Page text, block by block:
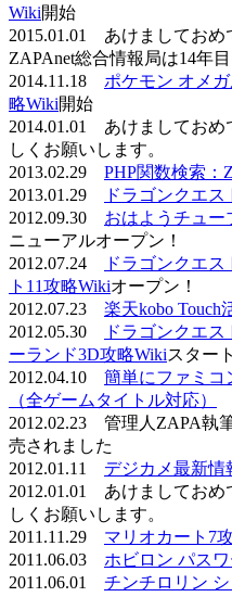
Wiki開始
2015.01.01 あけましてお
ZAPAnet総合情報局は14年
2014.11.18 ポケモン オメ
略Wiki開始
2014.01.01 あけましておめ
しくお願いします。
2013.02.29 PHP関数検索：
2013.01.29
ドラゴンクエ
2012.09.30 おはようチュー
ニューアルオープン！
2012.07.24
ドラゴンクエス
ト11攻略Wikiオープン！
2012.07.23 楽天kobo Touch
2012.05.30
ドラゴンクエ
ーランド3D攻略Wikiスター
2012.04.10 簡単にファミコ
（全ゲームタイトル対応）
2012.02.23 管理人ZAPA執
売されました
2012.01.11 デジカメ最新情
2012.01.01 あけましておめ
しくお願いします。
2011.11.29 マリオカート7
2011.06.03 ホビロン パス
2011.06.01 チンチロリン